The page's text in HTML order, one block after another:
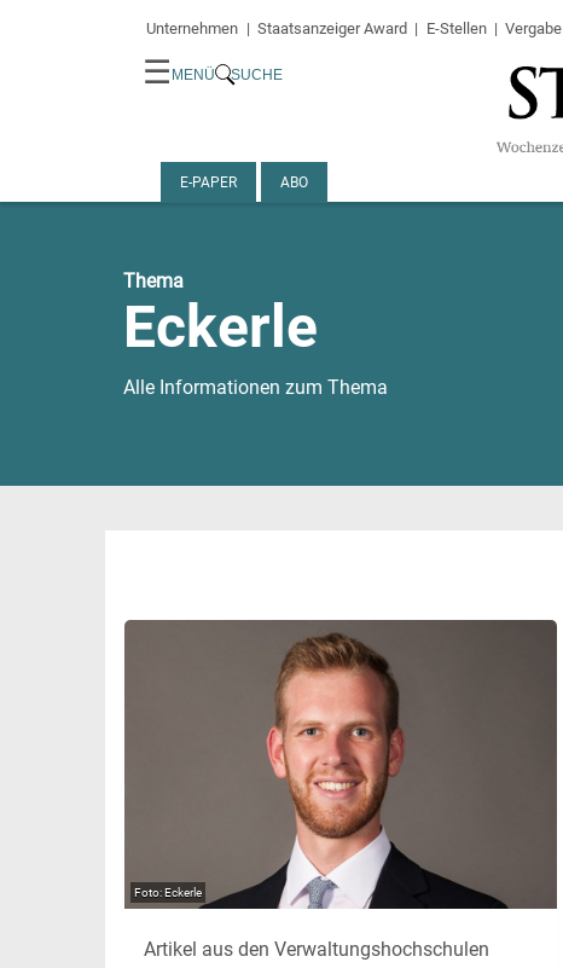
Unternehmen Staatsanzeiger Award E-Stellen Vergabe
☰ MENÜ SUCHE
E-PAPER ABO
Thema
Eckerle
Alle Informationen zum Thema
Eckerle
Artikel aus den Verwaltungshochschulen